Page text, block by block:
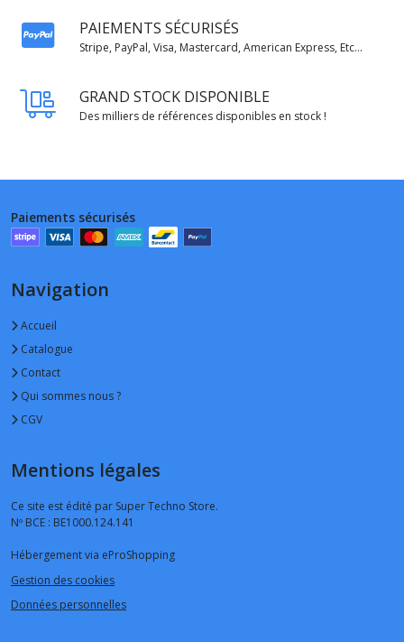
PAIEMENTS SÉCURISÉS
Stripe, PayPal, Visa, Mastercard, American Express, Etc...
GRAND STOCK DISPONIBLE
Des milliers de références disponibles en stock !
Paiements sécurisés
Navigation
Accueil
Catalogue
Contact
Qui sommes nous ?
CGV
Mentions légales
Ce site est édité par Super Techno Store.
Nº BCE : BE1000.124.141
Hébergement via eProShopping
Gestion des cookies
Données personnelles